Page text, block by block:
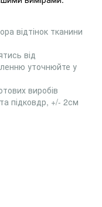
відтінок тканини
від
уточнюйте у
виробів
підковдр, +/- 2см